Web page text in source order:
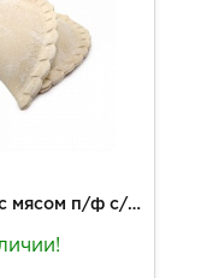
Мини чебурек с мясом п/ф с/м вес.